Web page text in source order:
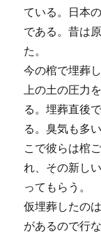
ている。日本
である。昔は
た。
今の棺で埋葬
上の土の圧力
る。埋葬直後
る。臭気も多
こで彼らは棺
れ、その新し
ってもらう。
仮埋葬したの
があるので行